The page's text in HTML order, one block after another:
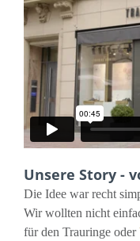
Unsere Story -
Die Idee war recht
Wir wollten nicht
für den Trauringe oder